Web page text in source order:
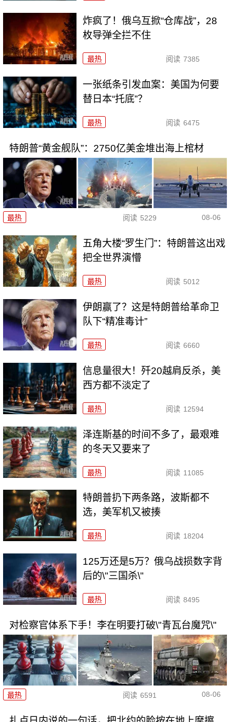
炸疯了！俄乌互掀“仓库战”，28
枚导弹全拦不住
最热 阅读 7385
一张纸条引发血案：美国为何要
替日本“托底”？
最热 阅读 6475
特朗普“黄金舰队”：2750亿美金堆出海上棺材
最热 阅读 5229 08-06
五角大楼“罗生门”：特朗普这出戏
把全世界演懵
最热 阅读 5012
伊朗赢了？这是特朗普给革命卫
队下“精准毒计”
最热 阅读 6660
信息量很大！歼20越肩反杀，美
西方都不淡定了
最热 阅读 12594
泽连斯基的时间不多了，最艰难
的冬天又要来了
最热 阅读 11085
特朗普扔下两条路，波斯都不
选，美军机又被揍
最热 阅读 18204
125万还是5万？俄乌战损数字背
后的\"三国杀\"
最热 阅读 8495
对检察官体系下手！李在明要打破\"青瓦台魔咒\"
最热 阅读 6591 08-06